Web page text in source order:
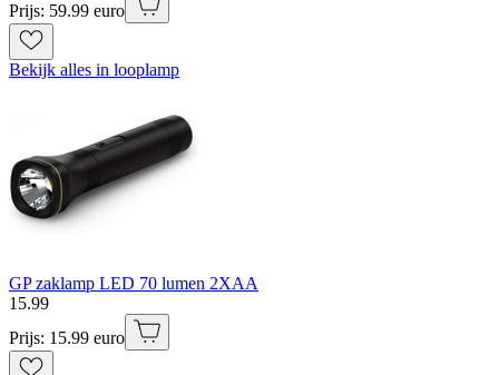
Prijs: 59.99 euro
Bekijk alles in looplamp
GP zaklamp LED 70 lumen 2XAA
15.99
Prijs: 15.99 euro